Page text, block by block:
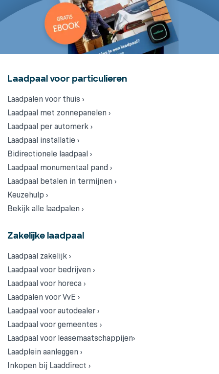
Laadpaal voor particulieren
Laadpalen voor thuis ›
Laadpaal met zonnepanelen ›
Laadpaal per automerk ›
Laadpaal installatie ›
Bidirectionele laadpaal ›
Laadpaal monumentaal pand ›
Laadpaal betalen in termijnen ›
Keuzehulp ›
Bekijk alle laadpalen ›
Zakelijke laadpaal
Laadpaal zakelijk ›
Laadpaal voor bedrijven ›
Laadpaal voor horeca ›
Laadpalen voor VvE ›
Laadpaal voor autodealer ›
Laadpaal voor gemeentes ›
Laadpaal voor leasemaatschappijen›
Laadplein aanleggen ›
Inkopen bij Laaddirect ›